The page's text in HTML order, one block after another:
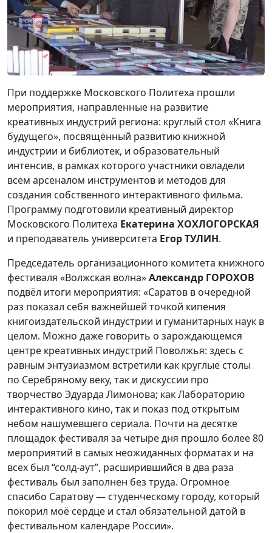
При поддержке Московского Политеха прошли
мероприятия, направленные на развитие
креативных индустрий региона: круглый стол «Книга
будущего», посвящённый развитию книжной
индустрии и библиотек, и образовательный
интенсив, в рамках которого участники овладели
всем арсеналом инструментов и методов для
создания собственного интерактивного фильма.
Программу подготовили креативный директор
Московского Политеха Екатерина ХОХЛОГОРСКАЯ
и преподаватель университета Егор ТУЛИН.
Председатель организационного комитета книжного
фестиваля «Волжская волна»Александр ГОРОХОВ
подвёл итоги мероприятия: «Саратов в очередной
раз показал себя важнейшей точкой кипения
книгоиздательской индустрии и гуманитарных наук в
целом. Можно даже говорить о зарождающемся
центре креативных индустрий Поволжья: здесь с
равным энтузиазмом встретили как круглые столы
по Серебряному веку, так и дискуссии про
творчество Эдуарда Лимонова; как Лабораторию
интерактивного кино, так и показ под открытым
небом нашумевшего сериала. Почти на десятке
площадок фестиваля за четыре дня прошло более 80
мероприятий в самых неожиданных форматах и на
всех был “солд-аут”, расширившийся в два раза
фестиваль был заполнен без труда. Огромное
спасибо Саратову — студенческому городу, который
покорил моё сердце и стал обязательной датой в
фестивальном календаре России».